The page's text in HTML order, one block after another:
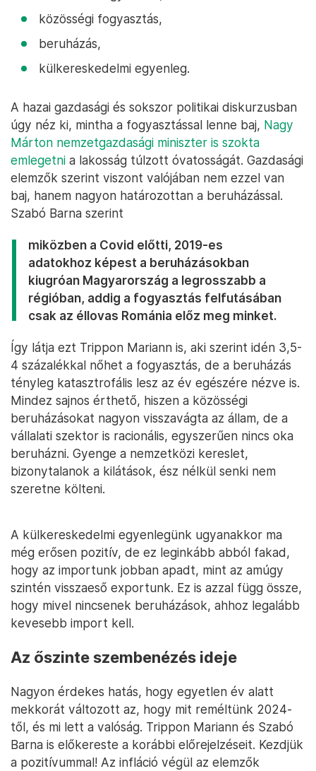
közösségi fogyasztás,
beruházás,
külkereskedelmi egyenleg.
A hazai gazdasági és sokszor politikai diskurzusban
úgy néz ki, mintha a fogyasztással lenne baj, Nagy
Márton nemzetgazdasági miniszter is szokta
emlegetni a lakosság túlzott óvatosságát. Gazdasági
elemzők szerint viszont valójában nem ezzel van
baj, hanem nagyon határozottan a beruházással.
Szabó Barna szerint
miközben a Covid előtti, 2019-es
adatokhoz képest a beruházásokban
kiugróan Magyarország a legrosszabb a
régióban, addig a fogyasztás felfutásában
csak az éllovas Románia előz meg minket.
Így látja ezt Trippon Mariann is, aki szerint idén 3,5-
4 százalékkal nőhet a fogyasztás, de a beruházás
tényleg katasztrofális lesz az év egészére nézve is.
Mindez sajnos érthető, hiszen a közösségi
beruházásokat nagyon visszavágta az állam, de a
vállalati szektor is racionális, egyszerűen nincs oka
beruházni. Gyenge a nemzetközi kereslet,
bizonytalanok a kilátások, ész nélkül senki nem
szeretne költeni.
A külkereskedelmi egyenlegünk ugyanakkor ma
még erősen pozitív, de ez leginkább abból fakad,
hogy az importunk jobban apadt, mint az amúgy
szintén visszaeső exportunk. Ez is azzal függ össze,
hogy mivel nincsenek beruházások, ahhoz legalább
kevesebb import kell.
Az őszinte szembenézés ideje
Nagyon érdekes hatás, hogy egyetlen év alatt
mekkorát változott az, hogy mit reméltünk 2024-
től, és mi lett a valóság. Trippon Mariann és Szabó
Barna is előkereste a korábbi előrejelzéseit. Kezdjük
a pozitívummal! Az infláció végül az elemzők